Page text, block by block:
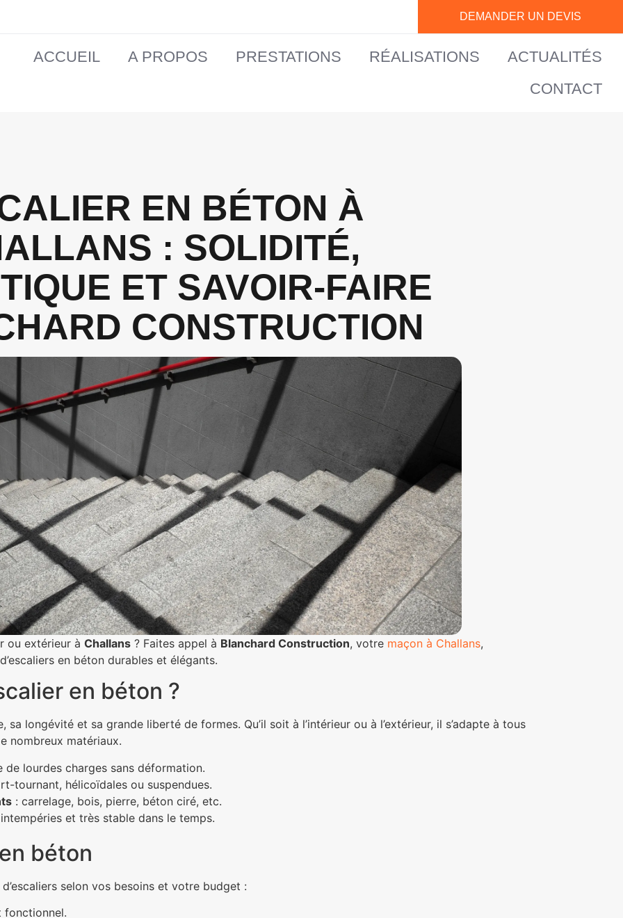
DEMANDER UN DEVIS
ACCUEIL A PROPOS PRESTATIONS RÉALISATIONS
ACTUALITÉS
CONTACT
EN BÉTON À
: SOLIDITÉ,
ET SAVOIR-FAIRE
CONSTRUCTION
ou extérieur à Challans ? Faites appel à Blanchard Construction, votre maçon à Challans,
en béton durables et élégants.
en béton ?
sa longévité et sa grande liberté de formes. Qu’il soit à l’intérieur ou à l’extérieur, il s’adapte à tous
nombreux matériaux.
lourdes charges sans déformation.
tournant, hélicoïdales ou suspendues.
: carrelage, bois, pierre, béton ciré, etc.
et très stable dans le temps.
béton
selon vos besoins et votre budget :
fonctionnel.